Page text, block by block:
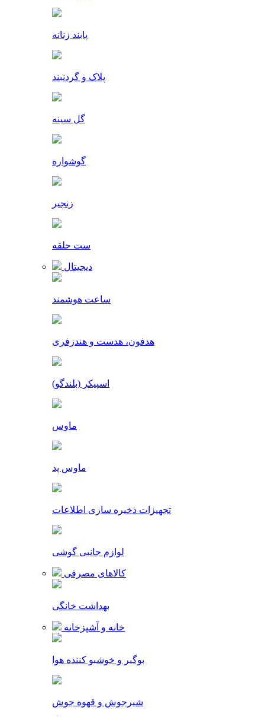
پابند زنانه
پلاک و گردنبند
گل سینه
گوشواره
زنجیر
ست حلقه
دیجیتال
ساعت هوشمند
هدفون، هدست و هندزفری
اسپیکر (بلندگو)
ماوس
ماوس پد
تجهیزات ذخیره سازی اطلاعات
لوازم جانبی گوشی
کالاهای مصرفی
بهداشت خانگی
خانه و آشپزخانه
بوگیر و خوشبو کننده هوا
شیرجوش و قهوه جوش